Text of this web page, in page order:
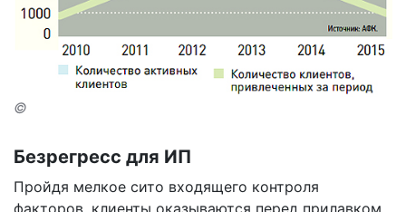
©
Безрегресс для ИП
Пройдя мелкое сито входящего контроля